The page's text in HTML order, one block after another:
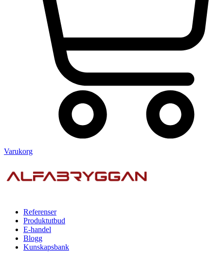
Varukorg
Referenser
Produktutbud
E-handel
Blogg
Kunskapsbank